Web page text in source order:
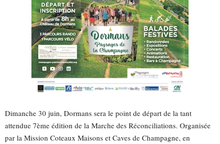
Dimanche 30 juin, Dormans sera le point de départ de la tant
attendue 7ème édition de la Marche des Réconciliations. Organisée
par la Mission Coteaux Maisons et Caves de Champagne, en